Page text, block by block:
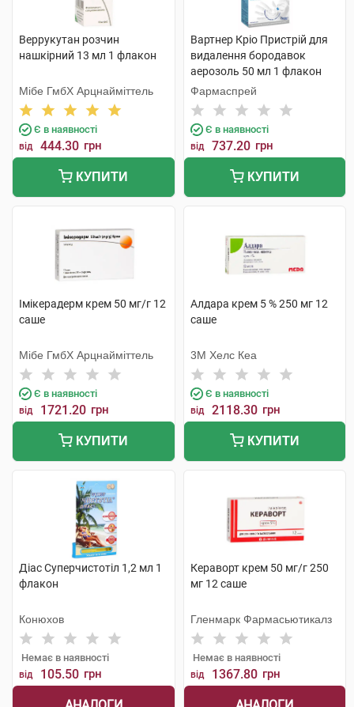
Веррукутан розчин
нашкірний 13 мл 1 флакон
Мібе ГмбХ Арцнайміттель
Є в наявності
від 444.30 грн
КУПИТИ
Вартнер Кріо Пристрій для
видалення бородавок
аерозоль 50 мл 1 флакон
Фармаспрей
Є в наявності
від 737.20 грн
КУПИТИ
Імікерадерм крем 50 мг/г 12
саше
Мібе ГмбХ Арцнайміттель
Є в наявності
від 1721.20 грн
КУПИТИ
Алдара крем 5 % 250 мг 12
саше
3М Хелс Кеа
Є в наявності
від 2118.30 грн
КУПИТИ
Діас Суперчистотіл 1,2 мл 1
флакон
Конюхов
Немає в наявності
від 105.50 грн
Кераворт крем 50 мг/г 250
мг 12 саше
Гленмарк Фармасьютикалз
Немає в наявності
від 1367.80 грн